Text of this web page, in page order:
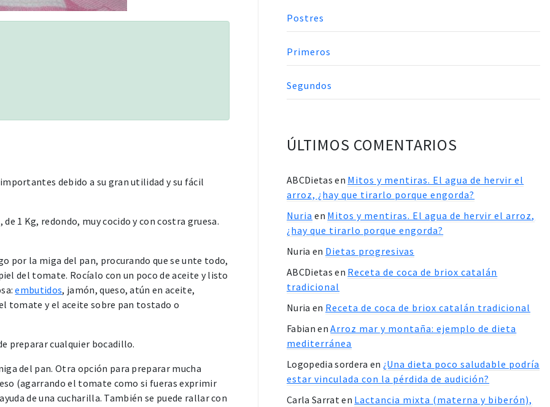
debido a su gran utilidad y su fácil
1 Kg, redondo, muy cocido y con costra gruesa.
por la miga del pan, procurando que se unte todo,
del tomate. Rocíalo con un poco de aceite y listo
embutidos, jamón, queso, atún en aceite,
tomate y el aceite sobre pan tostado o
preparar cualquier bocadillo.
del pan. Otra opción para preparar mucha
(agarrando el tomate como si fueras exprimir
de una cucharilla. También se puede rallar con
Postres
Primeros
Segundos
ÚLTIMOS COMENTARIOS
ABCDietas en Mitos y mentiras. El agua de hervir el
arroz, ¿hay que tirarlo porque engorda?
Nuria en Mitos y mentiras. El agua de hervir el arroz,
¿hay que tirarlo porque engorda?
Nuria en Dietas progresivas
ABCDietas en Receta de coca de briox catalán
tradicional
Nuria en Receta de coca de briox catalán tradicional
Fabian enArroz mar y montaña: ejemplo de dieta
mediterránea
Logopedia sordera en ¿Una dieta poco saludable podría
estar vinculada con la pérdida de audición?
Carla Sarraten Lactancia mixta (materna y biberón),